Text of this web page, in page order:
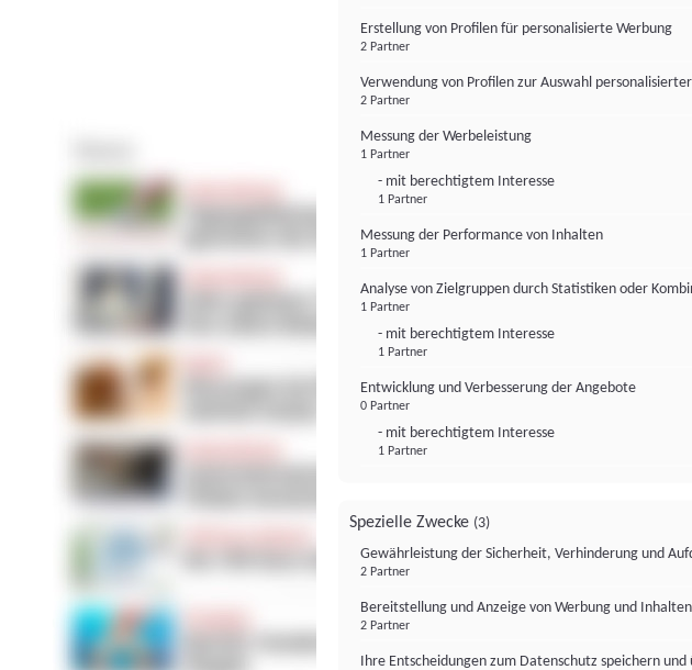
Erstellung von Profilen für personalisierte Werbung
2 Partner
Verwendung von Profilen zur Auswahl
2 Partner
Messung der Werbeleistung
1 Partner
- mit berechtigtem Interesse
1 Partner
Messung der Performance von Inhalten
1 Partner
Analyse von Zielgruppen durch Statistiken oder
1 Partner
- mit berechtigtem Interesse
1 Partner
Entwicklung und Verbesserung der Angebote
0 Partner
- mit berechtigtem Interesse
1 Partner
Spezielle Zwecke (3)
Gewährleistung der Sicherheit, Verhinderung und
2 Partner
Bereitstellung und Anzeige von Werbung und Inhalten
2 Partner
Ihre Entscheidungen zum Datenschutz speichern